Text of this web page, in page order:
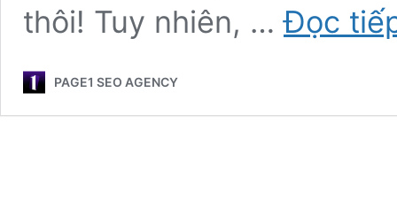
thôi! Tuy nhiên, …Đọc
PAGE1 SEO AGENCY